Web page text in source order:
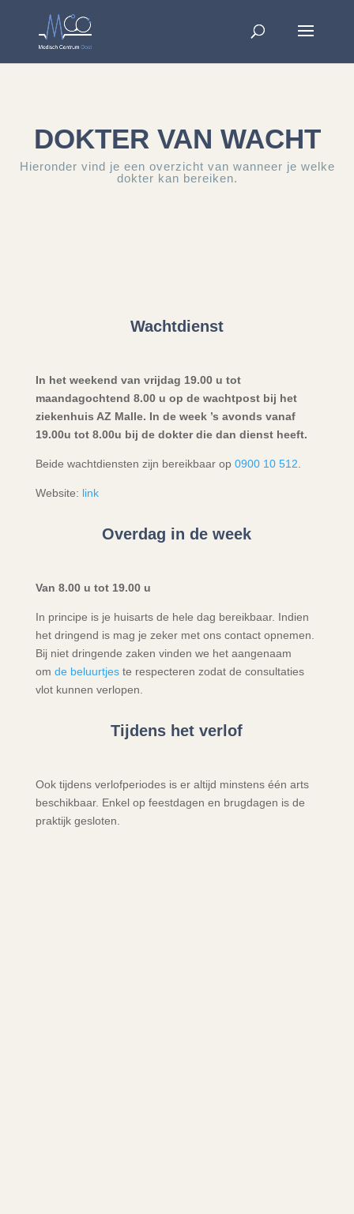
DOKTER VAN WACHT
Hieronder vind je een overzicht van wanneer je welke
dokter kan bereiken.
Wachtdienst
In het weekend van vrijdag 19.00 u tot
maandagochtend 8.00 u op de wachtpost bij het
ziekenhuis AZ Malle. In de week ’s avonds vanaf
19.00u tot 8.00u bij de dokter die dan dienst heeft.
Beide wachtdiensten zijn bereikbaar op 0900 10 512
Website: link
Overdag in de week
Van 8.00 u tot 19.00 u
In principe is je huisarts de hele dag bereikbaar. Indien
het dringend is mag je zeker met ons contact opnemen.
Bij niet dringende zaken vinden we het aangenaam
om de beluurtjeste respecteren zodat de consultaties
vlot kunnen verlopen.
Tijdens het verlof
Ook tijdens verlofperiodes is er altijd minstens één arts
beschikbaar. Enkel op feestdagen en brugdagen is de
praktijk gesloten.